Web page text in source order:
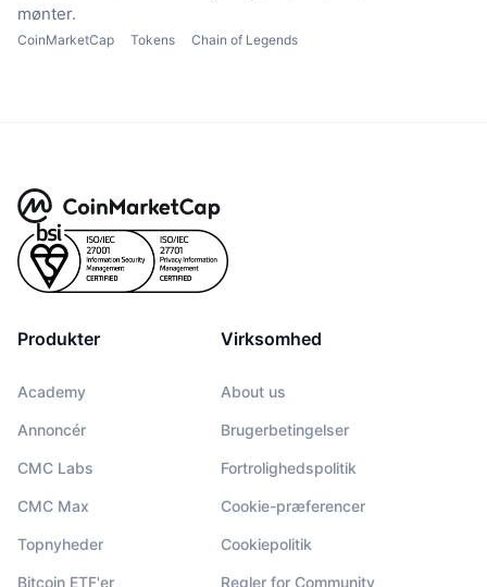
mønter.
CoinMarketCap Tokens Chain of Legends
Produkter
Academy
Annoncér
CMC Labs
CMC Max
Topnyheder
Bitcoin ETF'er
Virksomhed
About us
Brugerbetingelser
Fortrolighedspolitik
Cookie-præferencer
Cookiepolitik
Regler for Community